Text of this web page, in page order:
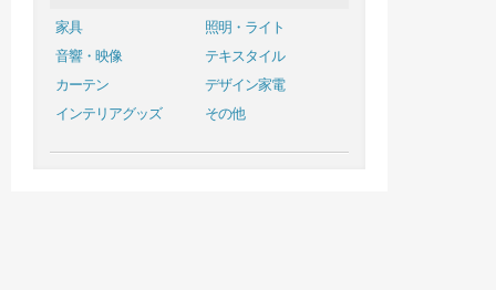
家具
照明・ライト
音響・映像
テキスタイル
カーテン
デザイン家電
インテリアグッズ
その他